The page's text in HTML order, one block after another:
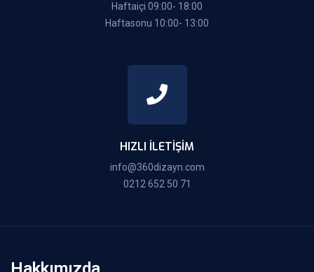
Haftaiçi 09:00- 18:00
Haftasonu 10:00- 13:00
HIZLI İLETIŞIM
info@360dizayn.com
0212 652 50 71